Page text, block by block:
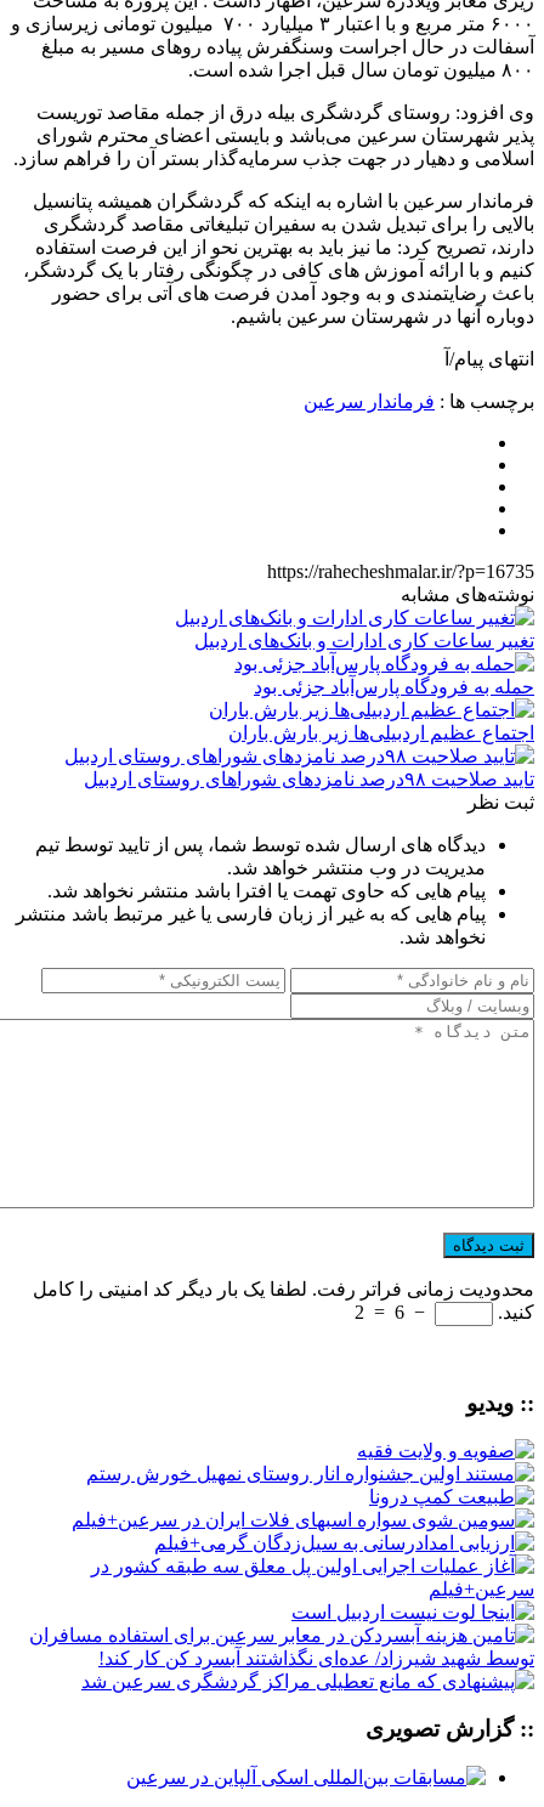
۶۰۰۰ متر مربع و با اعتبار ۳ میلیارد ۷۰۰ میلیون تومانی زیرسازی و
آسفالت در حال اجراست وسنگفرش پیاده روهای مسیر به مبلغ
۸۰۰ میلیون تومان سال قبل اجرا شده است.
وی افزود: روستای گردشگری بیله درق از جمله مقاصد توریست
پذیر شهرستان سرعین می‌باشد و بایستی اعضای محترم شورای
اسلامی و دهیار در جهت جذب سرمایه‌گذار بستر آن را فراهم سازد.
فرماندار سرعین با اشاره به اینکه که گردشگران همیشه پتانسیل
بالایی را برای تبدیل شدن به سفیران تبلیغاتی مقاصد گردشگری
دارند، تصریح کرد: ما نیز باید به بهترین نحو از این فرصت استفاده
کنیم و با ارائه آموزش های کافی در چگونگی رفتار با یک گردشگر،
باعث رضایتمندی و به وجود آمدن فرصت های آتی برای حضور
دوباره آنها در شهرستان سرعین باشیم.
انتهای پیام/آ
برچسب ها : فرماندار سرعین
https://rahecheshmalar.ir/?p=16735
نوشته‌های مشابه
تغییر ساعات کاری ادارات و بانک‌های اردبیل
حمله به فرودگاه پارس‌‌آباد جزئی بود
اجتماع عظیم اردبیلی‌ها زیر بارش باران
تایید صلاحیت ۹۸درصد نامزدهای شوراهای روستای اردبیل
ثبت نظر
دیدگاه های ارسال شده توسط شما، پس از تایید توسط تیم
مدیریت در وب منتشر خواهد شد.
پیام هایی که حاوی تهمت یا افترا باشد منتشر نخواهد شد.
پیام هایی که به غیر از زبان فارسی یا غیر مرتبط باشد منتشر
نخواهد شد.
محدودیت زمانی فراتر رفت. لطفا یک بار دیگر کد امنیتی را کامل
کنید.
−
6
=
2
:: ویدیو
:: گزارش تصویری